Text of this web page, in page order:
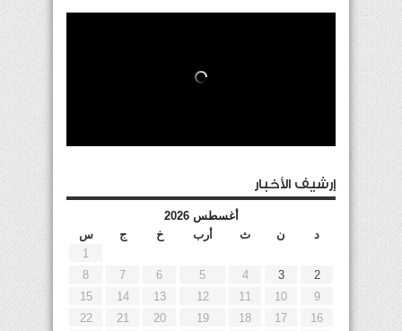
إرشيف الأخبار
أغسطس 2026
د
ن ث أرب خ ج
س
1
2
3
4
5
6
7
8
9
10
11
12
13
14
15
16
17
18
19
20
21
22